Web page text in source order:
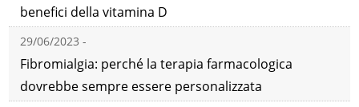
benefici della vitamina D
29/06/2023 -
Fibromialgia: perché la terapia farmacologica
dovrebbe sempre essere personalizzata